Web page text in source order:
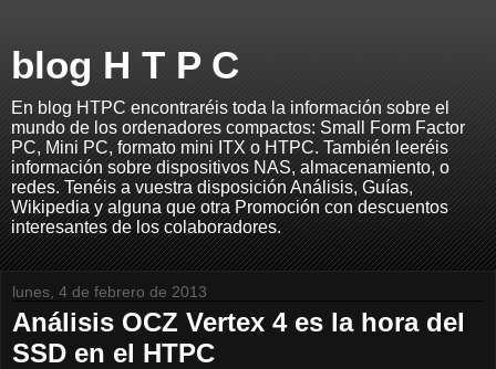
blog H T P C
En blog HTPC encontraréis toda la información sobre el
mundo de los ordenadores compactos: Small Form Factor
PC, Mini PC, formato mini ITX o HTPC. También leeréis
información sobre dispositivos NAS, almacenamiento, o
redes. Tenéis a vuestra disposición Análisis, Guías,
Wikipedia y alguna que otra Promoción con descuentos
interesantes de los colaboradores.
lunes, 4 de febrero de 2013
Análisis OCZ Vertex 4 es la hora del
SSD en el HTPC